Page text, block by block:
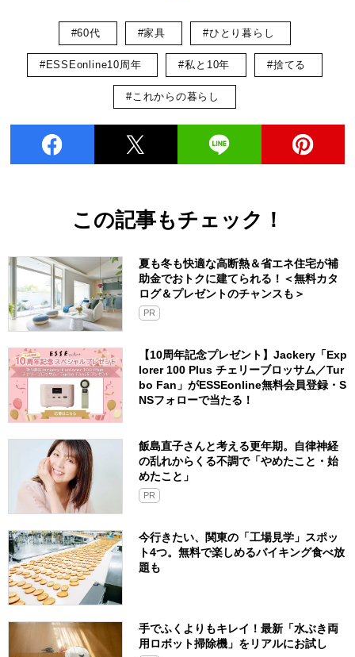
#60代 #家具 #ひとり暮らし
#ESSEonline10周年 #私と10年 #捨てる
#これからの暮らし
この記事もチェック！
夏も冬も快適な高断熱＆省エネ住宅が補
助金でおトクに建てられる！＜無料カタ
ログ＆プレゼントのチャンスも＞
PR
【10周年記念プレゼント】Jackery「Exp
lorer 100 Plus チェリーブロッサム／Tur
bo Fan」がESSEonline無料会員登録・S
NSフォローで当たる！
飯島直子さんと考える更年期。自律神経
の乱れからくる不調で「やめたこと・始
めたこと」
PR
今行きたい、関東の「工場見学」スポッ
ト4つ。無料で楽しめるバイキング食べ放
題も
手でふくよりもキレイ！最新「水ぶき両
用ロボット掃除機」をリアルにお試し